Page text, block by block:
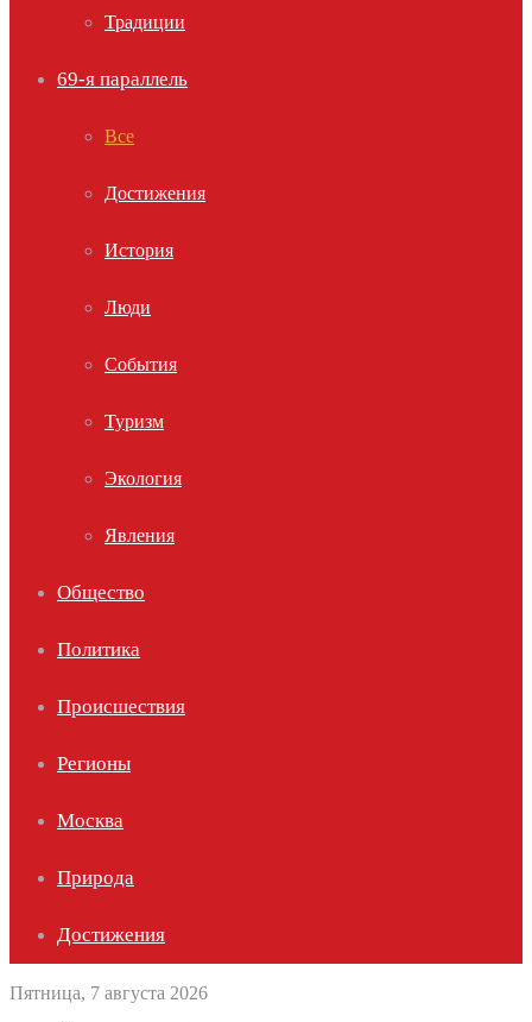
Традиции
69-я параллель
Все
Достижения
История
Люди
События
Туризм
Экология
Явления
Общество
Политика
Происшествия
Регионы
Москва
Природа
Достижения
Пятница, 7 августа 2026